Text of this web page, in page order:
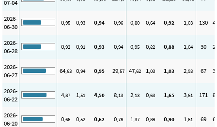
07-04
2026-
06-30
0,95 0,93 0,94 0,96 0,80 0,64 0,92 1,03 130
2026-
06-28
0,92 0,91 0,93 0,94 0,95 0,82 0,88 1,04 30
2026-
06-27
64,63 0,94 0,95 29,57 47,62 1,03 1,03 2,93 67
2026-
06-22
4,87 1,51 4,50 8,13 2,13 0,63 1,65 3,61 171
2026-
06-20
0,66 0,52 0,62 0,78 1,37 0,89 0,90 1,61 69